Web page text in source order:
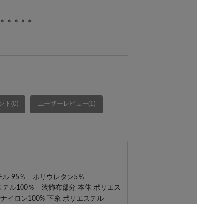
＊＊＊＊
ト(0) ユーザーレビュー(1)
ル 95％ ポリウレタン5％
テル100％ 装飾布部分 本体 ポリエス
イロン100% 下糸 ポリエステル